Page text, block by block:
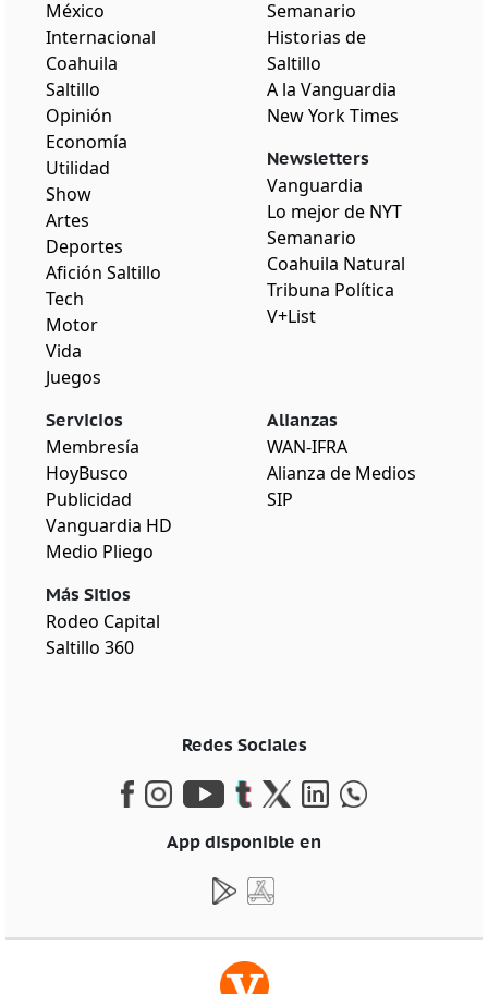
México
Internacional
Coahuila
Saltillo
Opinión
Economía
Utilidad
Show
Artes
Deportes
Afición Saltillo
Tech
Motor
Vida
Juegos
Semanario
Historias de
Saltillo
A la Vanguardia
New York Times
Newsletters
Vanguardia
Lo mejor de NYT
Semanario
Coahuila Natural
Tribuna Política
V+List
Servicios
Membresía
HoyBusco
Publicidad
Vanguardia HD
Medio Pliego
Más Sitios
Rodeo Capital
Saltillo 360
Alianzas
WAN-IFRA
Alianza de Medios
SIP
Redes Sociales
App disponible en